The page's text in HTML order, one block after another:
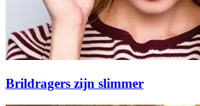
Brildragers zijn slimmer